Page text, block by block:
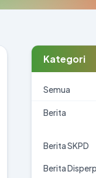
Kategori
Semua
Berita
Berita SKPD
Berita